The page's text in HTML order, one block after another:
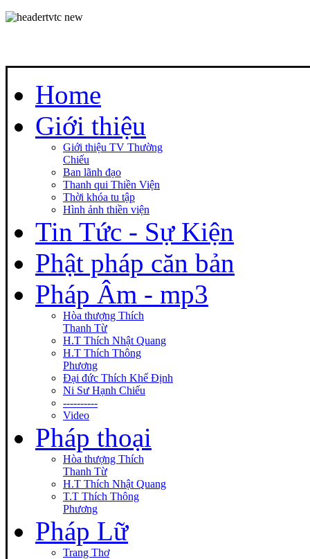
Home
Giới thiệu
Giới thiệu TV Thường
Chiếu
Ban lãnh đạo
Thanh qui Thiền Viện
Thời khóa tu tập
Hình ảnh thiền viện
Tin Tức - Sự Kiện
Phật pháp căn bản
Pháp Âm - mp3
Hòa thượng Thích
Thanh Từ
H.T Thích Nhật Quang
H.T Thích Thông
Phương
Đại đức Thích Khế Định
Ni Sư Hạnh Chiếu
----------
Video
Pháp thoại
Hòa thượng Thích
Thanh Từ
H.T Thích Nhật Quang
T.T Thích Thông
Phương
Pháp Lữ
Trang Thơ